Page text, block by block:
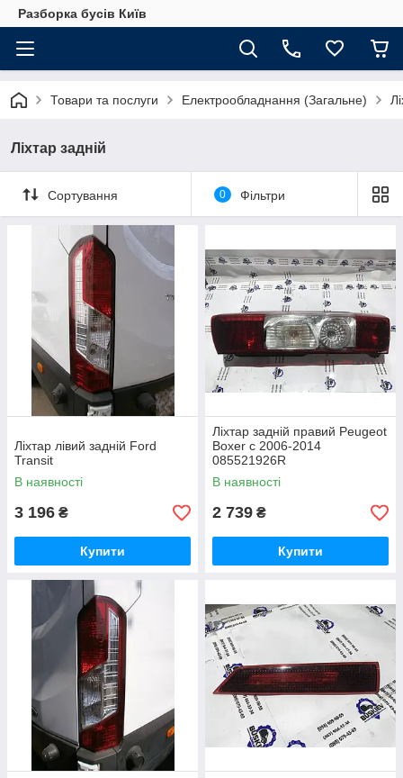
Разборка бусів Київ
Товари та послуги Електрообладнання (Загальне)
Ліхтар задній
Сортування 0 Фільтри
Ліхтар лівий задній Ford
Transit
В наявності
3 196 ₴
Купити
Ліхтар задній правий Peugeot
Boxer c 2006-2014
085521926R
В наявності
2 739 ₴
Купити